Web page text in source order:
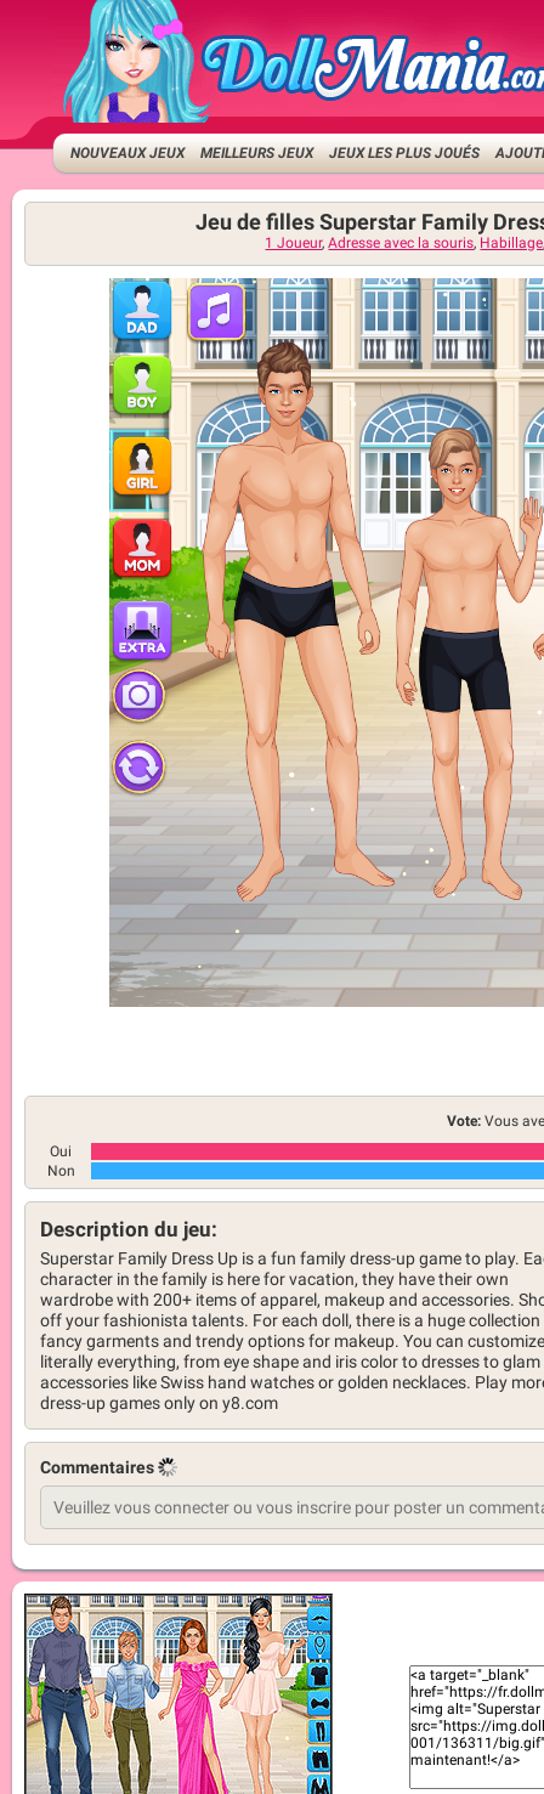
NOUVEAUX JEUX MEILLEURS JEUX JEUX LES PLUS JOUÉS
Jeu de filles Superstar Family
1 Joueur,Adresse avec la souris, Habillage
Vote: Vous
Oui
Non
Description du jeu:
Superstar Family Dress Up is a fun family dress-up game to play.
character in the family is here for vacation, they have their own
wardrobe with 200+ items of apparel, makeup and accessories.
off your fashionista talents. For each doll, there is a huge
fancy garments and trendy options for makeup. You can customize
literally everything, from eye shape and iris color to dresses to glam
accessories like Swiss hand watches or golden necklaces. Play
dress-up games only on y8.com
Commentaires